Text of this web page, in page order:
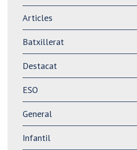
Articles
Batxillerat
Destacat
ESO
General
Infantil